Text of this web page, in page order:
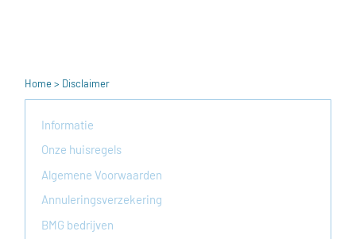
Home> Disclaimer
Informatie
Onze huisregels
Algemene Voorwaarden
Annuleringsverzekering
BMG bedrijven